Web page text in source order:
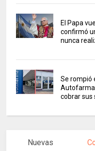
El Papa
confirmó
nunca
Se rompió
Autofarma
cobrar sus
Nuevas